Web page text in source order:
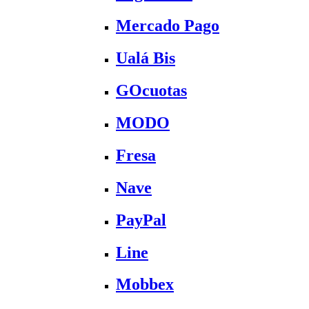
Mercado Pago
Ualá Bis
GOcuotas
MODO
Fresa
Nave
PayPal
Line
Mobbex